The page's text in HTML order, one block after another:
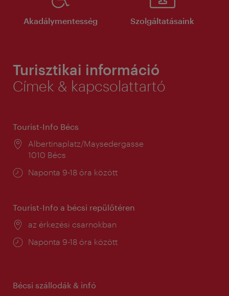
Akadálymentesség Szolgáltatásaink
Turisztikai információ
Címek & kapcsolattartó
Tourist-Info Bécs
Helyszín:
Albertinaplatz/Maysedergasse
1010 Bécs
Nyitva
Naponta 9-18 óra között
Tourist-Info a bécsi repülőtéren
Helyszín:
az érkezési csarnokban
Nyitva
Naponta 9-18 óra között
Bécsi szállodák & infó